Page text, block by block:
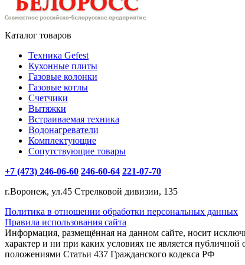
Каталог товаров
Техника Gefest
Кухонные плиты
Газовые колонки
Газовые котлы
Счетчики
Вытяжки
Встраиваемая техника
Водонагреватели
Комплектующие
Сопутствующие товары
+7 (473) 246-06-60 246-60-64 221-07-70
г.Воронеж, ул.45 Стрелковой дивизии, 135
Политика в отношении обработки персональных данных
Правила использования сайта
Информация, размещённая на данном сайте, носит
характер и ни при каких условиях не является публичной
положениями Статьи 437 Гражданского кодекса РФ